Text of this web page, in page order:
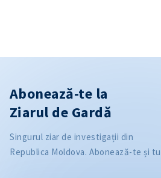
Abonează-te la
Ziarul de Gardă
Singurul ziar de investigații din
Republica Moldova. Abonează-te și